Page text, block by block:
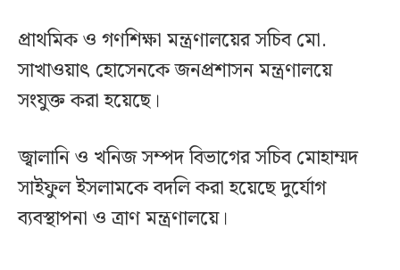
প্রাথমিক ও গণশিক্ষা মন্ত্রণালয়ের সচিব মো.
সাখাওয়াৎ হোসেনকে জনপ্রশাসন মন্ত্রণালয়ে
সংযুক্ত করা হয়েছে।
জ্বালানি ও খনিজ সম্পদ বিভাগের সচিব মোহাম্মদ
সাইফুল ইসলামকে বদলি করা হয়েছে দুর্যোগ
ব্যবস্থাপনা ও ত্রাণ মন্ত্রণালয়ে।